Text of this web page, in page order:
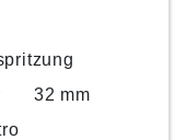
32 mm